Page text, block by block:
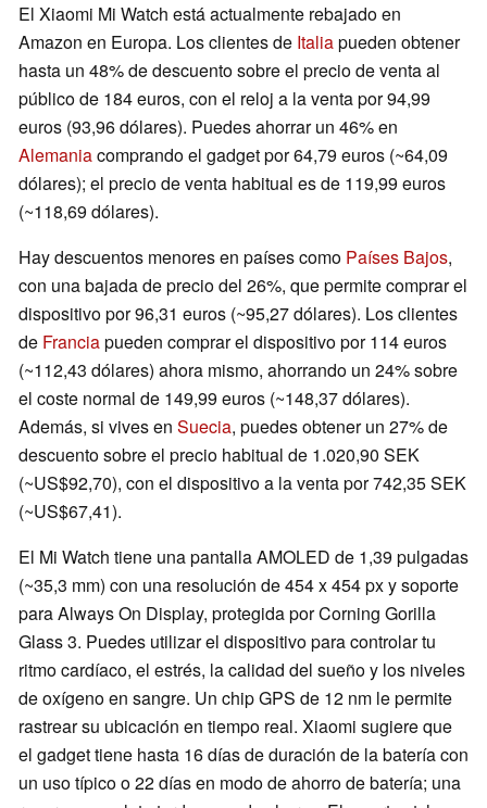
El Xiaomi Mi Watch está actualmente rebajado en
Amazon en Europa. Los clientes de Italiapueden obtener
hasta un 48% de descuento sobre el precio de venta al
público de 184 euros, con el reloj a la venta por 94,99
euros (93,96 dólares). Puedes ahorrar un 46% en
Alemaniacomprando el gadget por 64,79 euros (~64,09
dólares); el precio de venta habitual es de 119,99 euros
(~118,69 dólares).
Hay descuentos menores en países como Países Bajos,
con una bajada de precio del 26%, que permite comprar el
dispositivo por 96,31 euros (~95,27 dólares). Los clientes
de Franciapueden comprar el dispositivo por 114 euros
(~112,43 dólares) ahora mismo, ahorrando un 24% sobre
el coste normal de 149,99 euros (~148,37 dólares).
Además, si vives en Suecia, puedes obtener un 27% de
descuento sobre el precio habitual de 1.020,90 SEK
(~US$92,70), con el dispositivo a la venta por 742,35 SEK
(~US$67,41).
El Mi Watch tiene una pantalla AMOLED de 1,39 pulgadas
(~35,3 mm) con una resolución de 454 x 454 px y soporte
para Always On Display, protegida por Corning Gorilla
Glass 3. Puedes utilizar el dispositivo para controlar tu
ritmo cardíaco, el estrés, la calidad del sueño y los niveles
de oxígeno en sangre. Un chip GPS de 12 nm le permite
rastrear su ubicación en tiempo real. Xiaomi sugiere que
el gadget tiene hasta 16 días de duración de la batería con
un uso típico o 22 días en modo de ahorro de batería; una